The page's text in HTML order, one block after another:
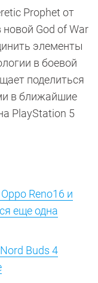
Prophet от
God of War
элементы
в боевой
поделиться
в ближайшие
PlayStation 5
Reno16 и
еще одна
Buds 4